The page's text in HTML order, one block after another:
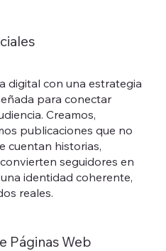
digital con una estrategia
para conectar
Creamos,
publicaciones que no
cuentan historias,
seguidores en
identidad coherente,
reales.
Páginas Web